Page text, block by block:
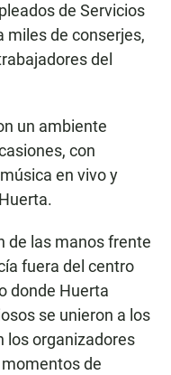
de Servicios
miles de conserjes,
del
un ambiente
con
en vivo y
de las manos frente
fuera del centro
donde Huerta
se unieron a los
los organizadores
de